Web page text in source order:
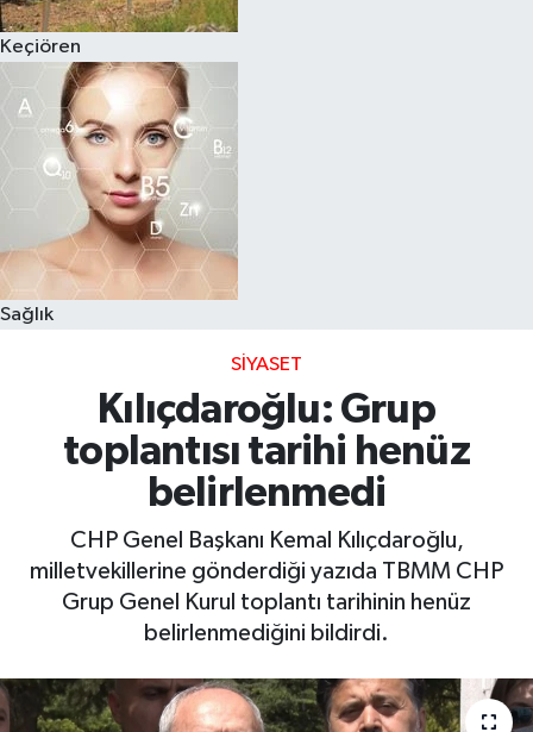
Keçiören
Sağlık
SIYASET
Kılıçdaroğlu: Grup
toplantısı tarihi henüz
belirlenmedi
CHP Genel Başkanı Kemal Kılıçdaroğlu,
milletvekillerine gönderdiği yazıda TBMM CHP
Grup Genel Kurul toplantı tarihinin henüz
belirlenmediğini bildirdi.